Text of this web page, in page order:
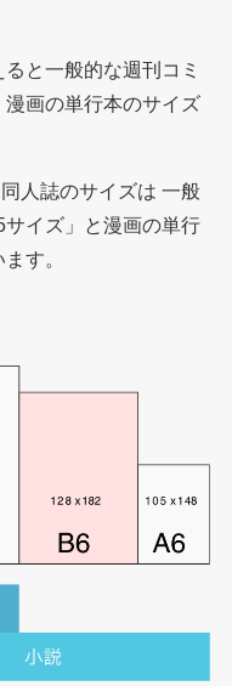
と一般的な週刊コミ
画の単行本のサイズ
人誌のサイズは 一般
イズ」と漫画の単行
す。